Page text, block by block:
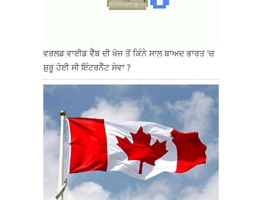
ਵਰਲਡ ਵਾਈਡ ਵੈੱਬ ਦੀ ਖੋਜ ਤੋਂ ਕਿੰਨੇ ਸਾਲ ਬਾਅਦ ਭਾਰਤ 'ਚ
ਸ਼ੁਰੂ ਹੋਈ ਸੀ ਇੰਟਰਨੈੱਟ ਸੇਵਾ ?